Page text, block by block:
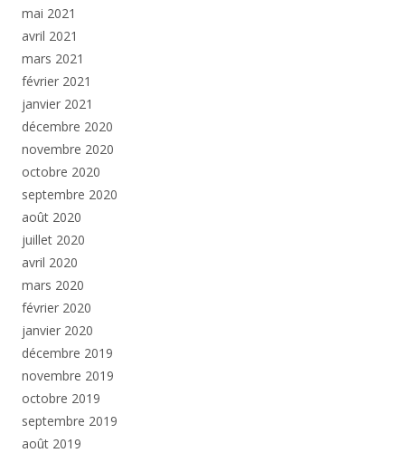
mai 2021
avril 2021
mars 2021
février 2021
janvier 2021
décembre 2020
novembre 2020
octobre 2020
septembre 2020
août 2020
juillet 2020
avril 2020
mars 2020
février 2020
janvier 2020
décembre 2019
novembre 2019
octobre 2019
septembre 2019
août 2019